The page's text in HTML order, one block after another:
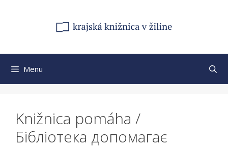
Menu
Knižnica pomáha /
Бібліотека допомагає